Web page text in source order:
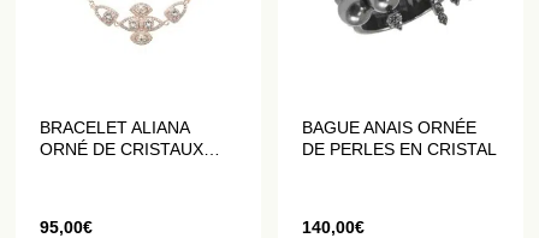
BRACELET ALIANA
ORNÉ DE CRISTAUX
95,00€
BAGUE ANAIS ORNÉE
DE PERLES EN CRISTAL
140,00€